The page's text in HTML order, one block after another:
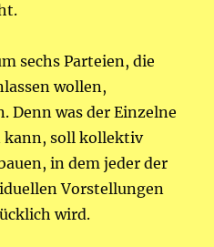
sechs Parteien, die
wollen,
Denn was der Einzelne
soll kollektiv
in dem jeder der
Vorstellungen
wird.